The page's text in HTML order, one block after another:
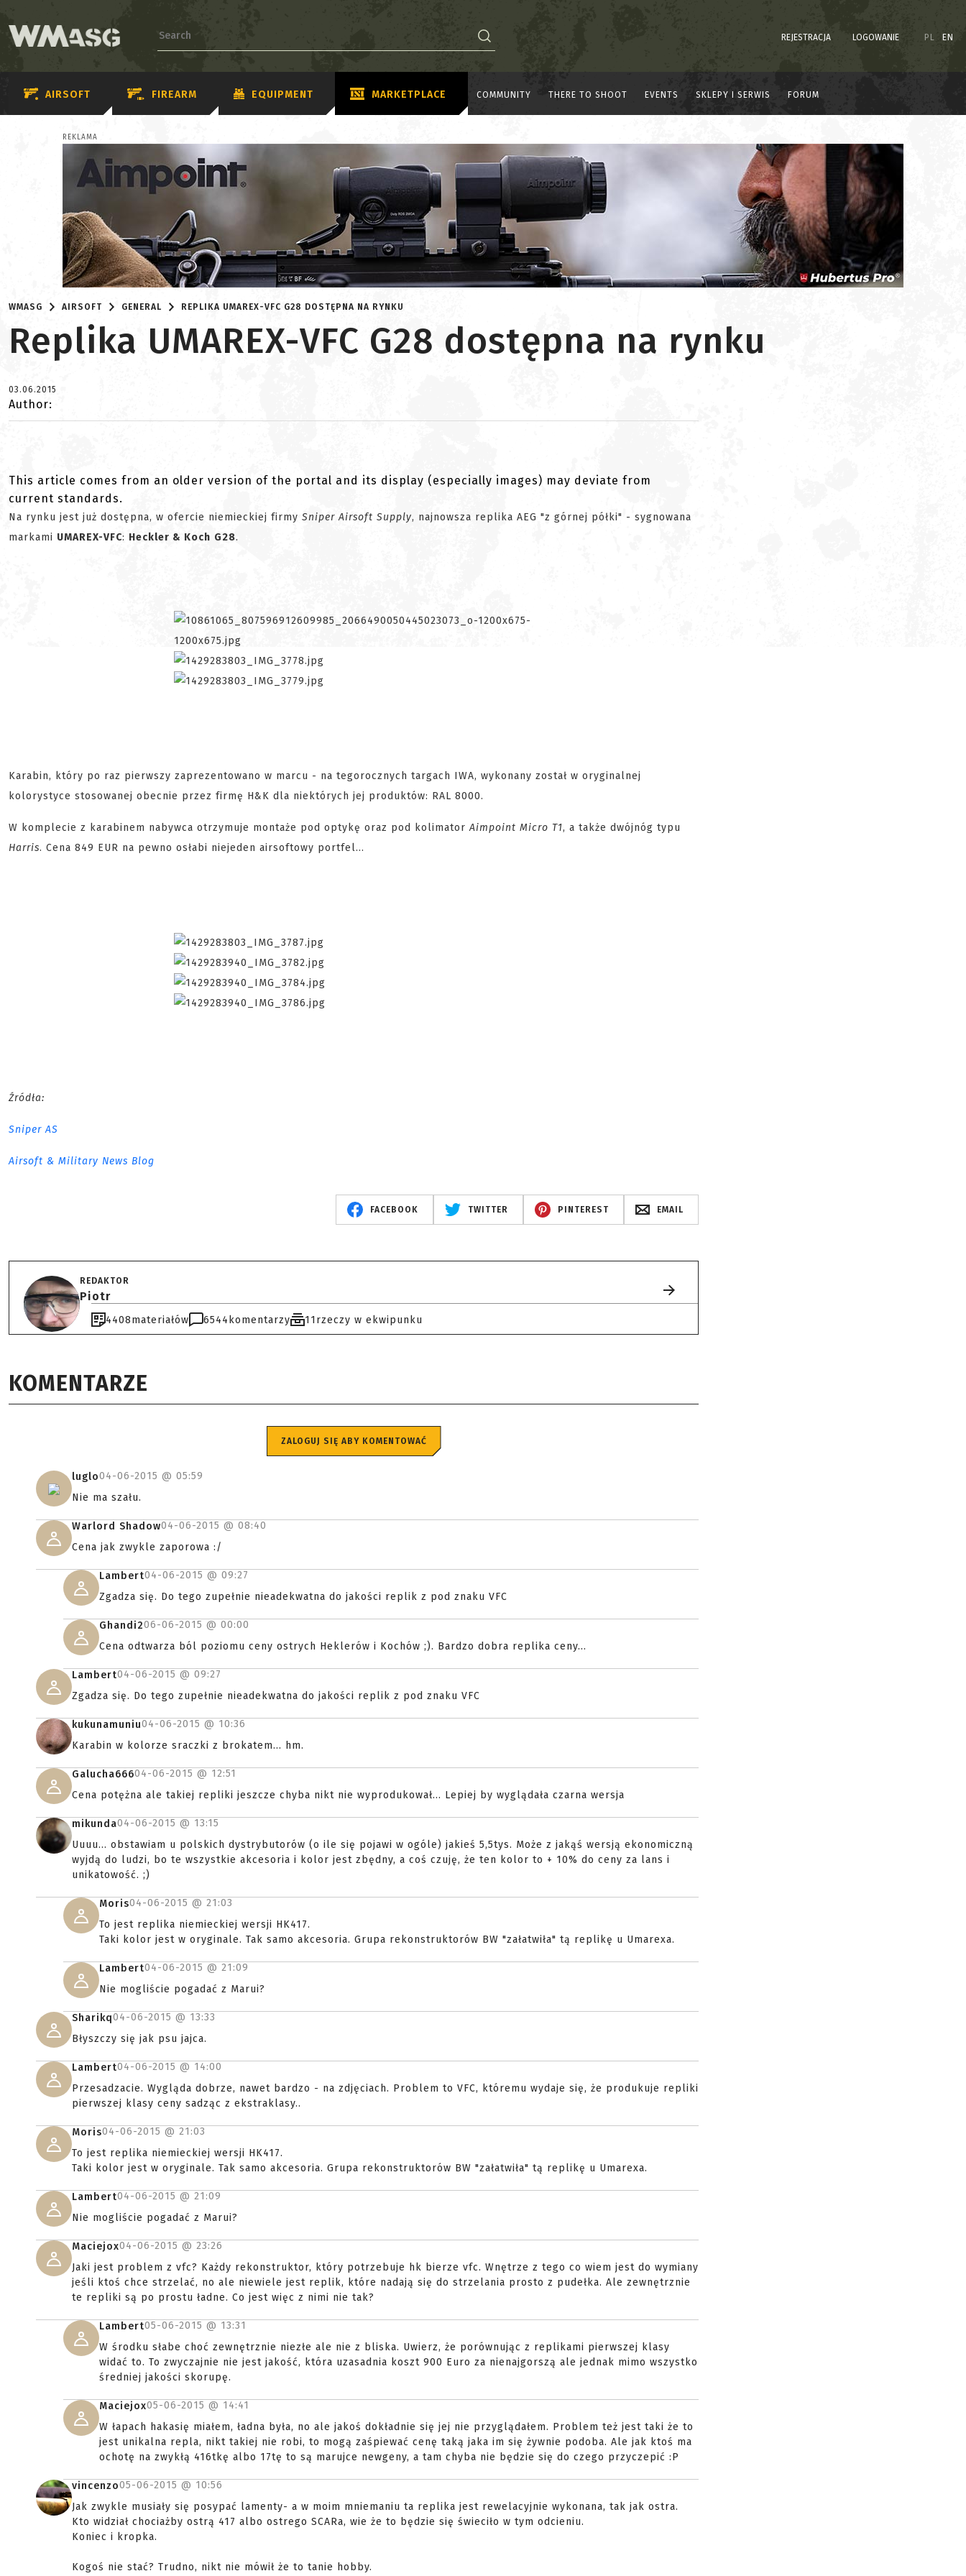
REJESTRACJA LOGOWANIE PL EN
AIRSOFT FIREARM EQUIPMENT MARKETPLACE COMMUNITY THERE TO SHOOT EVENTS SKLEPY I SERWIS FORUM
REKLAMA
WMASG AIRSOFT GENERAL REPLIKA UMAREX-VFC G28 DOSTĘPNA NA RYNKU
Replika UMAREX-VFC G28 dostępna na rynku
03.06.2015
Author:
This article comes from an older version of the portal and its display (especially images) may deviate from
current standards.
Na rynku jest już dostępna, w ofercie niemieckiej firmy Sniper Airsoft Supply, najnowsza replika AEG "z górnej półki" - sygnowana
markami UMAREX-VFC: Heckler & Koch G28.
Karabin, który po raz pierwszy zaprezentowano w marcu - na tegorocznych targach IWA, wykonany został w oryginalnej
kolorystyce stosowanej obecnie przez firmę H&K dla niektórych jej produktów: RAL 8000.
W komplecie z karabinem nabywca otrzymuje montaże pod optykę oraz pod kolimatorAimpoint Micro T1, a także dwójnóg typu
Harris. Cena 849 EUR na pewno osłabi niejeden airsoftowy portfel...
Źródła:
Sniper AS
Airsoft & Military News Blog
FACEBOOK TWITTER PINTEREST EMAIL
REDAKTOR
Piotr
4408materiałów 6544 komentarzy 11rzeczy w ekwipunku
KOMENTARZE
ZALOGUJ SIĘ ABY KOMENTOWAĆ
luglo04-06-2015 @ 05:59
Nie ma szału.
Warlord Shadow04-06-2015 @ 08:40
Cena jak zwykle zaporowa :/
Lambert04-06-2015 @ 09:27
Zgadza się. Do tego zupełnie nieadekwatna do jakości replik z pod znaku VFC
Ghandi206-06-2015 @ 00:00
Cena odtwarza ból poziomu ceny ostrych Heklerów i Kochów ;). Bardzo dobra replika ceny...
Lambert04-06-2015 @ 09:27
Zgadza się. Do tego zupełnie nieadekwatna do jakości replik z pod znaku VFC
kukunamuniu04-06-2015 @ 10:36
Karabin w kolorze sraczki z brokatem... hm.
Galucha66604-06-2015 @ 12:51
Cena potężna ale takiej repliki jeszcze chyba nikt nie wyprodukował… Lepiej by wyglądała czarna wersja
mikunda04-06-2015 @ 13:15
Uuuu... obstawiam u polskich dystrybutorów (o ile się pojawi w ogóle) jakieś 5,5tys. Może z jakąś wersją ekonomiczną
wyjdą do ludzi, bo te wszystkie akcesoria i kolor jest zbędny, a coś czuję, że ten kolor to + 10% do ceny za lans i
unikatowość. ;)
Moris04-06-2015 @ 21:03
To jest replika niemieckiej wersji HK417.
Taki kolor jest w oryginale. Tak samo akcesoria. Grupa rekonstruktorów BW "załatwiła" tą replikę u Umarexa.
Lambert04-06-2015 @ 21:09
Nie mogliście pogadać z Marui?
Sharikq04-06-2015 @ 13:33
Błyszczy się jak psu jajca.
Lambert04-06-2015 @ 14:00
Przesadzacie. Wygląda dobrze, nawet bardzo - na zdjęciach. Problem to VFC, któremu wydaje się, że produkuje repliki
pierwszej klasy ceny sadząc z ekstraklasy..
Moris04-06-2015 @ 21:03
To jest replika niemieckiej wersji HK417.
Taki kolor jest w oryginale. Tak samo akcesoria. Grupa rekonstruktorów BW "załatwiła" tą replikę u Umarexa.
Lambert04-06-2015 @ 21:09
Nie mogliście pogadać z Marui?
Maciejox04-06-2015 @ 23:26
Jaki jest problem z vfc? Każdy rekonstruktor, który potrzebuje hk bierze vfc. Wnętrze z tego co wiem jest do wymiany
jeśli ktoś chce strzelać, no ale niewiele jest replik, które nadają się do strzelania prosto z pudełka. Ale zewnętrznie
te repliki są po prostu ładne. Co jest więc z nimi nie tak?
Lambert05-06-2015 @ 13:31
W środku słabe choć zewnętrznie niezłe ale nie z bliska. Uwierz, że porównując z replikami pierwszej klasy
widać to. To zwyczajnie nie jest jakość, która uzasadnia koszt 900 Euro za nienajgorszą ale jednak mimo wszystko
średniej jakości skorupę.
Maciejox05-06-2015 @ 14:41
W łapach hakasię miałem, ładna była, no ale jakoś dokładnie się jej nie przyglądałem. Problem też jest taki że to
jest unikalna repla, nikt takiej nie robi, to mogą zaśpiewać cenę taką jaka im się żywnie podoba. Ale jak ktoś ma
ochotę na zwykłą 416tkę albo 17tę to są marujce newgeny, a tam chyba nie będzie się do czego przyczepić :P
vincenzo05-06-2015 @ 10:56
Jak zwykle musiały się posypać lamenty- a w moim mniemaniu ta replika jest rewelacyjnie wykonana, tak jak ostra.
Kto widział chociażby ostrą 417 albo ostrego SCARa, wie że to będzie się świeciło w tym odcieniu.
Koniec i kropka.
Kogoś nie stać? Trudno, nikt nie mówił że to tanie hobby.